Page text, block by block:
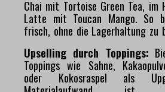
Chai mit Tortoise Green Tea, im
Latte mit Toucan Mango. So
frisch, ohne die Lagerhaltung zu
Upselling durch Toppings:
Toppings wie Sahne,
oder Kokosraspel als